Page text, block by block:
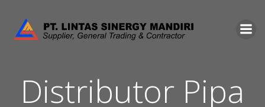
to
content
Distributor Pipa